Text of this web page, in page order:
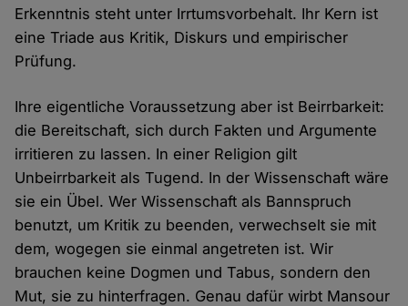
Erkenntnis steht unter Irrtumsvorbehalt. Ihr Kern ist
eine Triade aus Kritik, Diskurs und empirischer
Prüfung.
Ihre eigentliche Voraussetzung aber ist Beirrbarkeit:
die Bereitschaft, sich durch Fakten und Argumente
irritieren zu lassen. In einer Religion gilt
Unbeirrbarkeit als Tugend. In der Wissenschaft wäre
sie ein Übel. Wer Wissenschaft als Bannspruch
benutzt, um Kritik zu beenden, verwechselt sie mit
dem, wogegen sie einmal angetreten ist. Wir
brauchen keine Dogmen und Tabus, sondern den
Mut, sie zu hinterfragen. Genau dafür wirbt Mansour